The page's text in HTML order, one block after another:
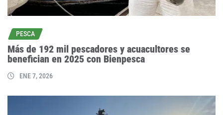
PESCA
Más de 192 mil pescadores y acuacultores se
benefician en 2025 con Bienpesca
ENE 7, 2026